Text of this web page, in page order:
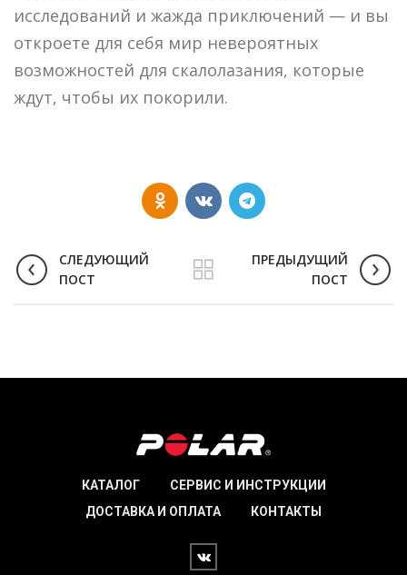
исследований и жажда приключений — и вы
откроете для себя мир невероятных
возможностей для скалолазания, которые
ждут, чтобы их покорили.
СЛЕДУЮЩИЙ
ПОСТ
ПРЕДЫДУЩИЙ
ПОСТ
КАТАЛОГ
СЕРВИС И ИНСТРУКЦИИ
ДОСТАВКА И ОПЛАТА
КОНТАКТЫ